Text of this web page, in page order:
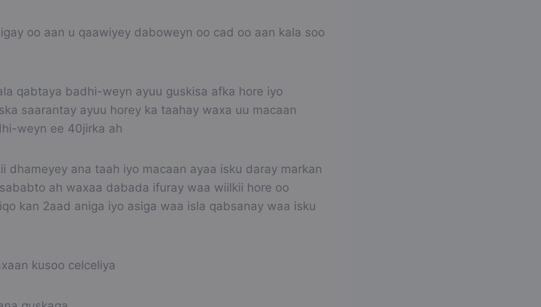
oo aan u qaawiyey daboweyn oo cad oo aan kala soo
qabtaya badhi-weyn ayuu guskisa afka hore iyo
saarantay ayuu horey ka taahay waxa uu macaan
weyn ee 40jirka ah
dhameyey ana taah iyo macaan ayaa isku daray markan
ah waxaa dabada ifuray waa wiilkii hore oo
kan 2aad aniga iyo asiga waa isla qabsanay waa isku
kusoo celceliya